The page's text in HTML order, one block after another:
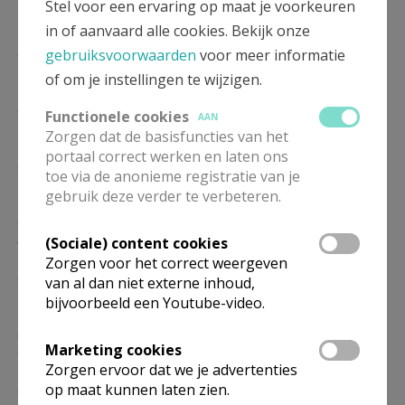
05/12
16.30 Eucharistie
02/01
16.30
16/01
16.30 Eucharistie
30/01
16.30 Eucharistie
27/02
16.30 Eucharistie
Stel voor een ervaring op maat je voorkeuren
in of aanvaard alle cookies. Bekijk onze
gebruiksvoorwaarden voor meer informatie
of om je instellingen te wijzigen.
Functionele cookies
AAN
Zorgen dat de basisfuncties van het
portaal correct werken en laten ons
toe via de anonieme registratie van je
gebruik deze verder te verbeteren.
(Sociale) content cookies
Zorgen voor het correct weergeven
van al dan niet externe inhoud,
bijvoorbeeld een Youtube-video.
Marketing cookies
Zorgen ervoor dat we je advertenties
op maat kunnen laten zien.